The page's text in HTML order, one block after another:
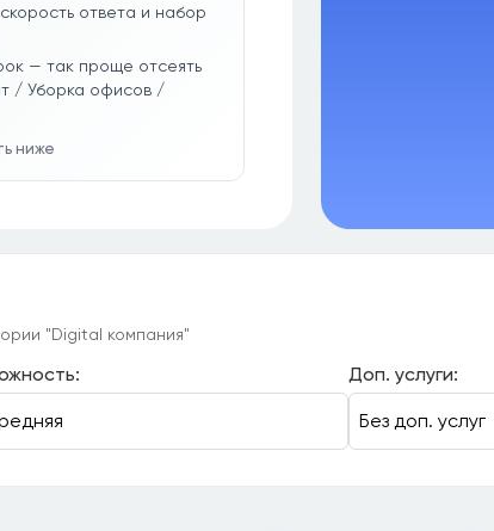
ответа и набор
— так проще отсеять
/ Уборка офисов /
ниже
"Digital компания"
Доп. услуги: